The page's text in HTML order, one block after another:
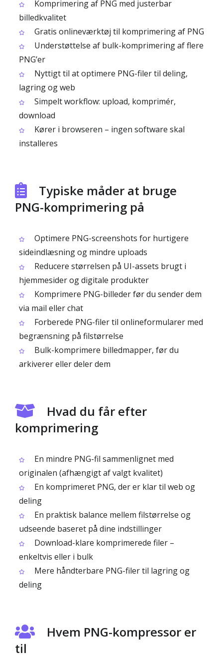
Komprimering af PNG med justerbar
billedkvalitet
Gratis onlineværktøj til komprimering af PNG
Understøttelse af bulk-komprimering af flere
PNG’er
Nyttigt til at optimere PNG-filer til deling,
lagring og web
Simpelt workflow: upload, komprimér,
download
Kører i browseren – ingen software skal
installeres
Typiske måder at bruge
PNG-komprimering på
Optimere PNG-screenshots for hurtigere
sideindlæsning og mindre uploads
Reducere størrelsen på UI-assets brugt i
hjemmesider og digitale produkter
Komprimere PNG-billeder før du sender dem
via mail eller chat
Forberede PNG-filer til onlineformularer med
begrænsning på filstørrelse
Bulk-komprimere billedmapper, før du
arkiverer eller deler dem
Hvad du får efter
komprimering
En mindre PNG-fil sammenlignet med
originalen (afhængigt af valgt kvalitet)
En komprimeret PNG, der er klar til web og
deling
En praktisk balance mellem filstørrelse og
udseende baseret på dine indstillinger
Download-klare komprimerede filer –
enkeltvis eller i bulk
Mere håndterbare PNG-filer til lagring og
deling
Hvem PNG-kompressor er
til